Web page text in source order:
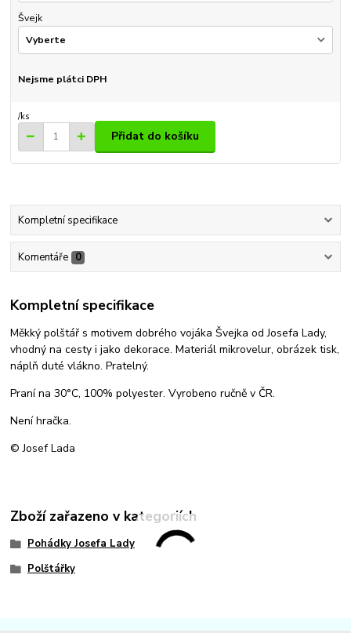
Švejk
Nejsme plátci DPH
/ks
Přidat do košíku
Kompletní specifikace
Komentáře 0
Kompletní specifikace
Měkký polštář s motivem dobrého vojáka Švejka od Josefa Lady,
vhodný na cesty i jako dekorace. Materiál mikrovelur, obrázek tisk,
náplň duté vlákno. Pratelný.
Praní na 30°C, 100% polyester. Vyrobeno ručně v ČR.
Není hračka.
© Josef Lada
Zboží zařazeno v kategoriích
Pohádky Josefa Lady
Polštářky